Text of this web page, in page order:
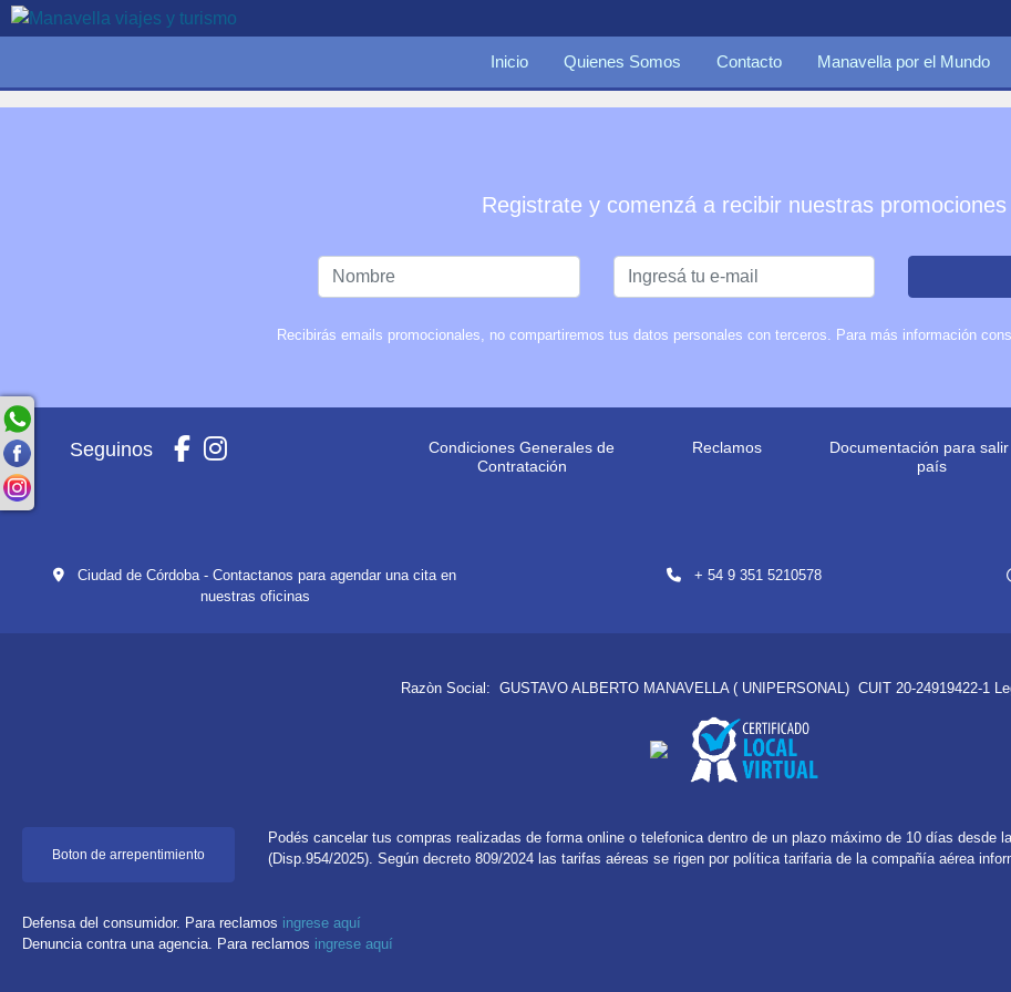
Inicio Quienes Somos Contacto Manavella por el Mundo
Registrate y comenzá a recibir nuestras promociones
Recibirás emails promocionales, no compartiremos tus datos personales con terceros. Para más información
Seguinos
Condiciones Generales de
Contratación
Reclamos
Documentación para
país
Ciudad de Córdoba - Contactanos para agendar una cita en
nuestras oficinas
+ 54 9 351 5210578
Razòn Social: GUSTAVO ALBERTO MANAVELLA ( UNIPERSONAL) CUIT 20-24919422-1
Boton de arrepentimiento
Podés cancelar tus compras realizadas de forma online o telefonica dentro de un plazo máximo de 10 días desde
(Disp.954/2025). Según decreto 809/2024 las tarifas aéreas se rigen por política tarifaria de la compañía aérea
Defensa del consumidor. Para reclamos ingrese aquí
Denuncia contra una agencia. Para reclamos ingrese aquí